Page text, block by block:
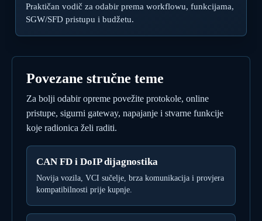
Praktičan vodič za odabir prema workflowu, funkcijama,
SGW/SFD pristupu i budžetu.
Povezane stručne teme
Za bolji odabir opreme povežite protokole, online
pristupe, sigurni gateway, napajanje i stvarne funkcije
koje radionica želi raditi.
CAN FD i DoIP dijagnostika
Novija vozila, VCI sučelje, brza komunikacija i provjera
kompatibilnosti prije kupnje.